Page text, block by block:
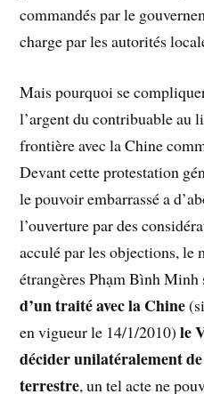
commandés par le
charge par les autorités
Mais pourquoi se
l’argent du contribuable au
frontière avec la Chine
Devant cette protestation
le pouvoir embarrassé a
l’ouverture par des
acculé par les objections, le
étrangères Phạm Bình
d’un traité avec la Chine
en vigueur le 14/1/2010) le
décider unilatéralement
terrestre, un tel acte ne